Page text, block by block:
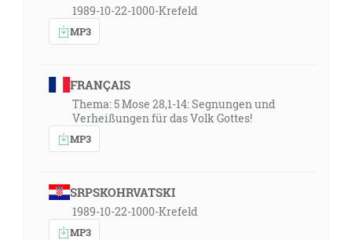
1989-10-22-1000-Krefeld
MP3
FRANÇAIS
Thema: 5 Mose 28,1-14: Segnungen und
Verheißungen für das Volk Gottes!
MP3
SRPSKOHRVATSKI
1989-10-22-1000-Krefeld
MP3